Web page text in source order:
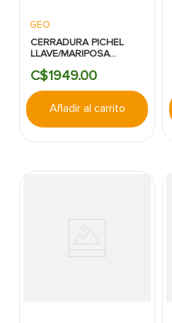
GEO
CERRADURA PICHEL
LLAVE/MARIPOSA
NIQUEL
C$1949.00
Añadir al carrito